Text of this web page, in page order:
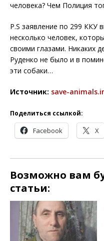
человека? Чем Полиция
P.S заявление по 299 ККУ
несколько человек,
своими глазами. Никаких
Руденко не было и в
эти собаки…
Источник: save-
Поделиться ссылкой:
Facebook X
Возможно вам
статьи: